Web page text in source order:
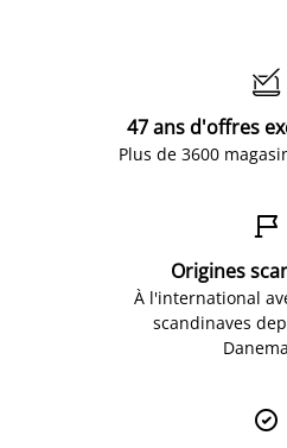

47 ans d'offres
Plus de 3600

Origines
À l'international
scandinaves
